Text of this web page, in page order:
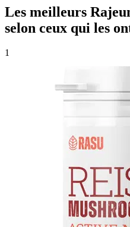
Les meilleurs
selon ceux qui les
1